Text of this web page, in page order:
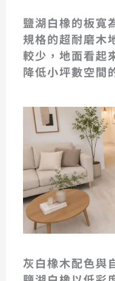
鹽湖白橡的板
規格的超耐磨木
較少，地面看起
降低小坪數空間
灰白橡木配色與